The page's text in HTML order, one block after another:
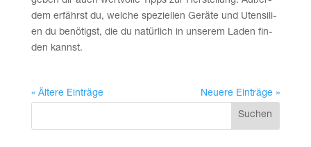
dem erfährst du, wel­che spe­zi­el­len Gerä­te und Uten­si­li­
en du benö­tigst, die du natür­lich in unse­rem Laden fin­
den kannst.
« Ältere Einträge Neuere Einträge »
Suchen